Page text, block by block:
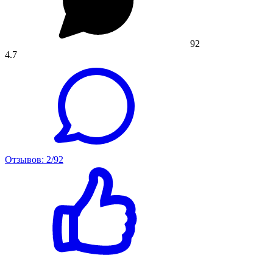
92
4.7
Отзывов: 2/92